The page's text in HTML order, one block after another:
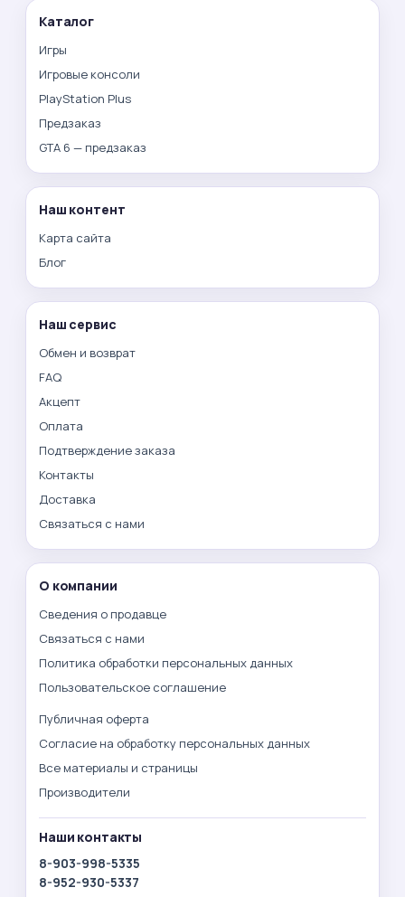
Каталог
Игры
Игровые консоли
PlayStation Plus
Предзаказ
GTA 6 — предзаказ
Наш контент
Карта сайта
Блог
Наш сервис
Обмен и возврат
FAQ
Акцепт
Оплата
Подтверждение заказа
Контакты
Доставка
Связаться с нами
О компании
Сведения о продавце
Связаться с нами
Политика обработки персональных данных
Пользовательское соглашение
Публичная оферта
Согласие на обработку персональных данных
Все материалы и страницы
Производители
Наши контакты
8-903-998-5335
8-952-930-5337